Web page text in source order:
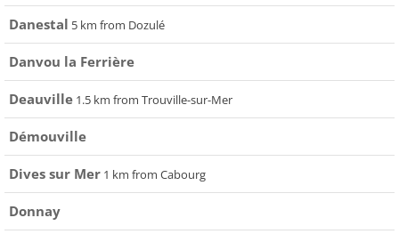
Danestal 5 km from Dozulé
Danvou la Ferrière
Deauville 1.5 km from Trouville-sur-Mer
Démouville
Dives sur Mer 1 km from Cabourg
Donnay